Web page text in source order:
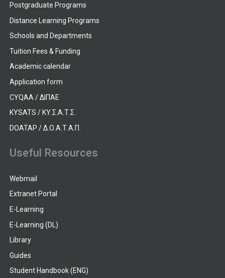
Postgraduate Programs
Distance Learning Programs
Schools and Departments
Tuition Fees & Funding
Academic calendar
Application form
CYQAA / ΔΙΠΑΕ
KYSATS / ΚΥ.Σ.Α.Τ.Σ.
DOATAP / Δ.Ο.Α.Τ.Α.Π.
Useful Resources
Webmail
Extranet Portal
E-Learning
E-Learning (DL)
Library
Guides
Student Handbook (ENG)